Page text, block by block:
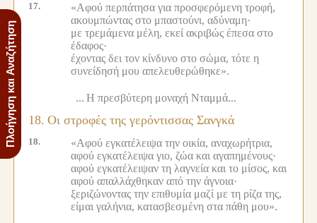
Πλοήγηση και Αναζήτηση
17.
«Αφού περπάτησα για προσφερόμενη τροφή,
ακουμπώντας στο μπαστούνι, αδύναμη·
με τρεμάμενα μέλη, εκεί ακριβώς έπεσα στο
έδαφος·
έχοντας δει τον κίνδυνο στο σώμα, τότε η
συνείδησή μου απελευθερώθηκε».
... Η πρεσβύτερη μοναχή Νταμμά...
18. Οι στροφές της γερόντισσας Σανγκά
18.
«Αφού εγκατέλειψα την οικία, αναχωρήτρια,
αφού εγκατέλειψα γιο, ζώα και αγαπημένους·
αφού εγκατέλειψαν τη λαγνεία και το μίσος, και
αφού απαλλάχθηκαν από την άγνοια·
ξεριζώνοντας την επιθυμία μαζί με τη ρίζα της,
είμαι γαλήνια, κατασβεσμένη στα πάθη μου».